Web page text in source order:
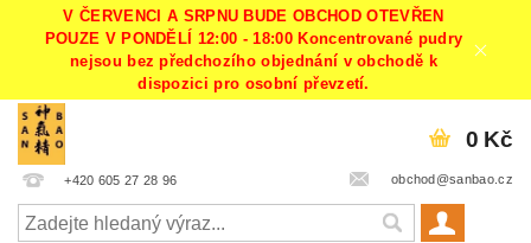
V ČERVENCI A SRPNU BUDE OBCHOD OTEVŘEN
POUZE V PONDĚLÍ 12:00 - 18:00 Koncentrované pudry
nejsou bez předchozího objednání v obchodě k
dispozici pro osobní převzetí.
+420 605 27 28 96 obchod@sanbao.cz
0 Kč